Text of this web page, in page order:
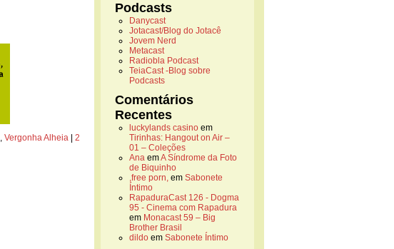
, Vergonha Alheia
2
Podcasts
Danycast
Jotacast/Blog do Jotacê
Jovem Nerd
Metacast
Radiobla Podcast
TeiaCast -Blog sobre
Podcasts
Comentários
Recentes
luckylands casino em
Tirinhas: Hangout on Air –
01 – Coleções
Ana emA Síndrome da Foto
de Biquinho
,free porn, em Sabonete
Íntimo
RapaduraCast 126 - Dogma
95 - Cinema com Rapadura
em Monacast 59 – Big
Brother Brasil
dildo em Sabonete Íntimo